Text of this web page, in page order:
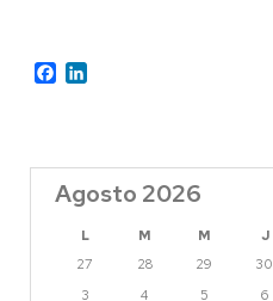
Facebook
Agosto 2026
L M M J
27
28 29 30
3
4 5 6